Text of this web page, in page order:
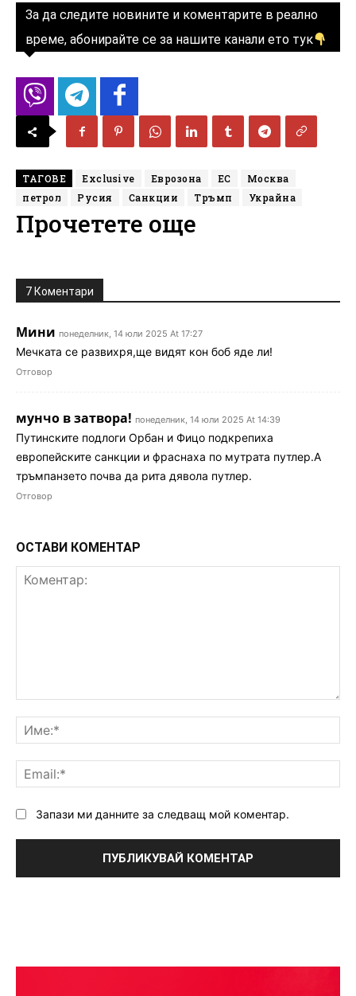
За да следите новините и коментарите в реално
време, абонирайте се за нашите канали ето тук
ТАГОВЕ Exclusive Еврозона ЕС
Москва
петрол
Русия Санкции Тръмп Украйна
Прочетете още
7 Коментари
Мини понеделник, 14 юли 2025 At 17:27
Мечката се развихря,ще видят кон боб яде ли!
Отговор
мунчо в затвора! понеделник, 14 юли 2025 At 14:39
Путинските подлоги Орбан и Фицо подкрепиха
европейските санкции и фраснаха по мутрата путлер.А
тръмпанзето почва да рита дявола путлер.
Отговор
ОСТАВИ КОМЕНТАР
Запази ми данните за следващ мой коментар.